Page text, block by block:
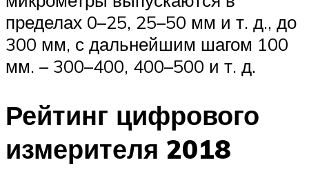
пределах 0–25, 25–50 мм и т. д., до
300 мм, с дальнейшим шагом 100
мм. – 300–400, 400–500 и т. д.
Рейтинг цифрового
измерителя 2018